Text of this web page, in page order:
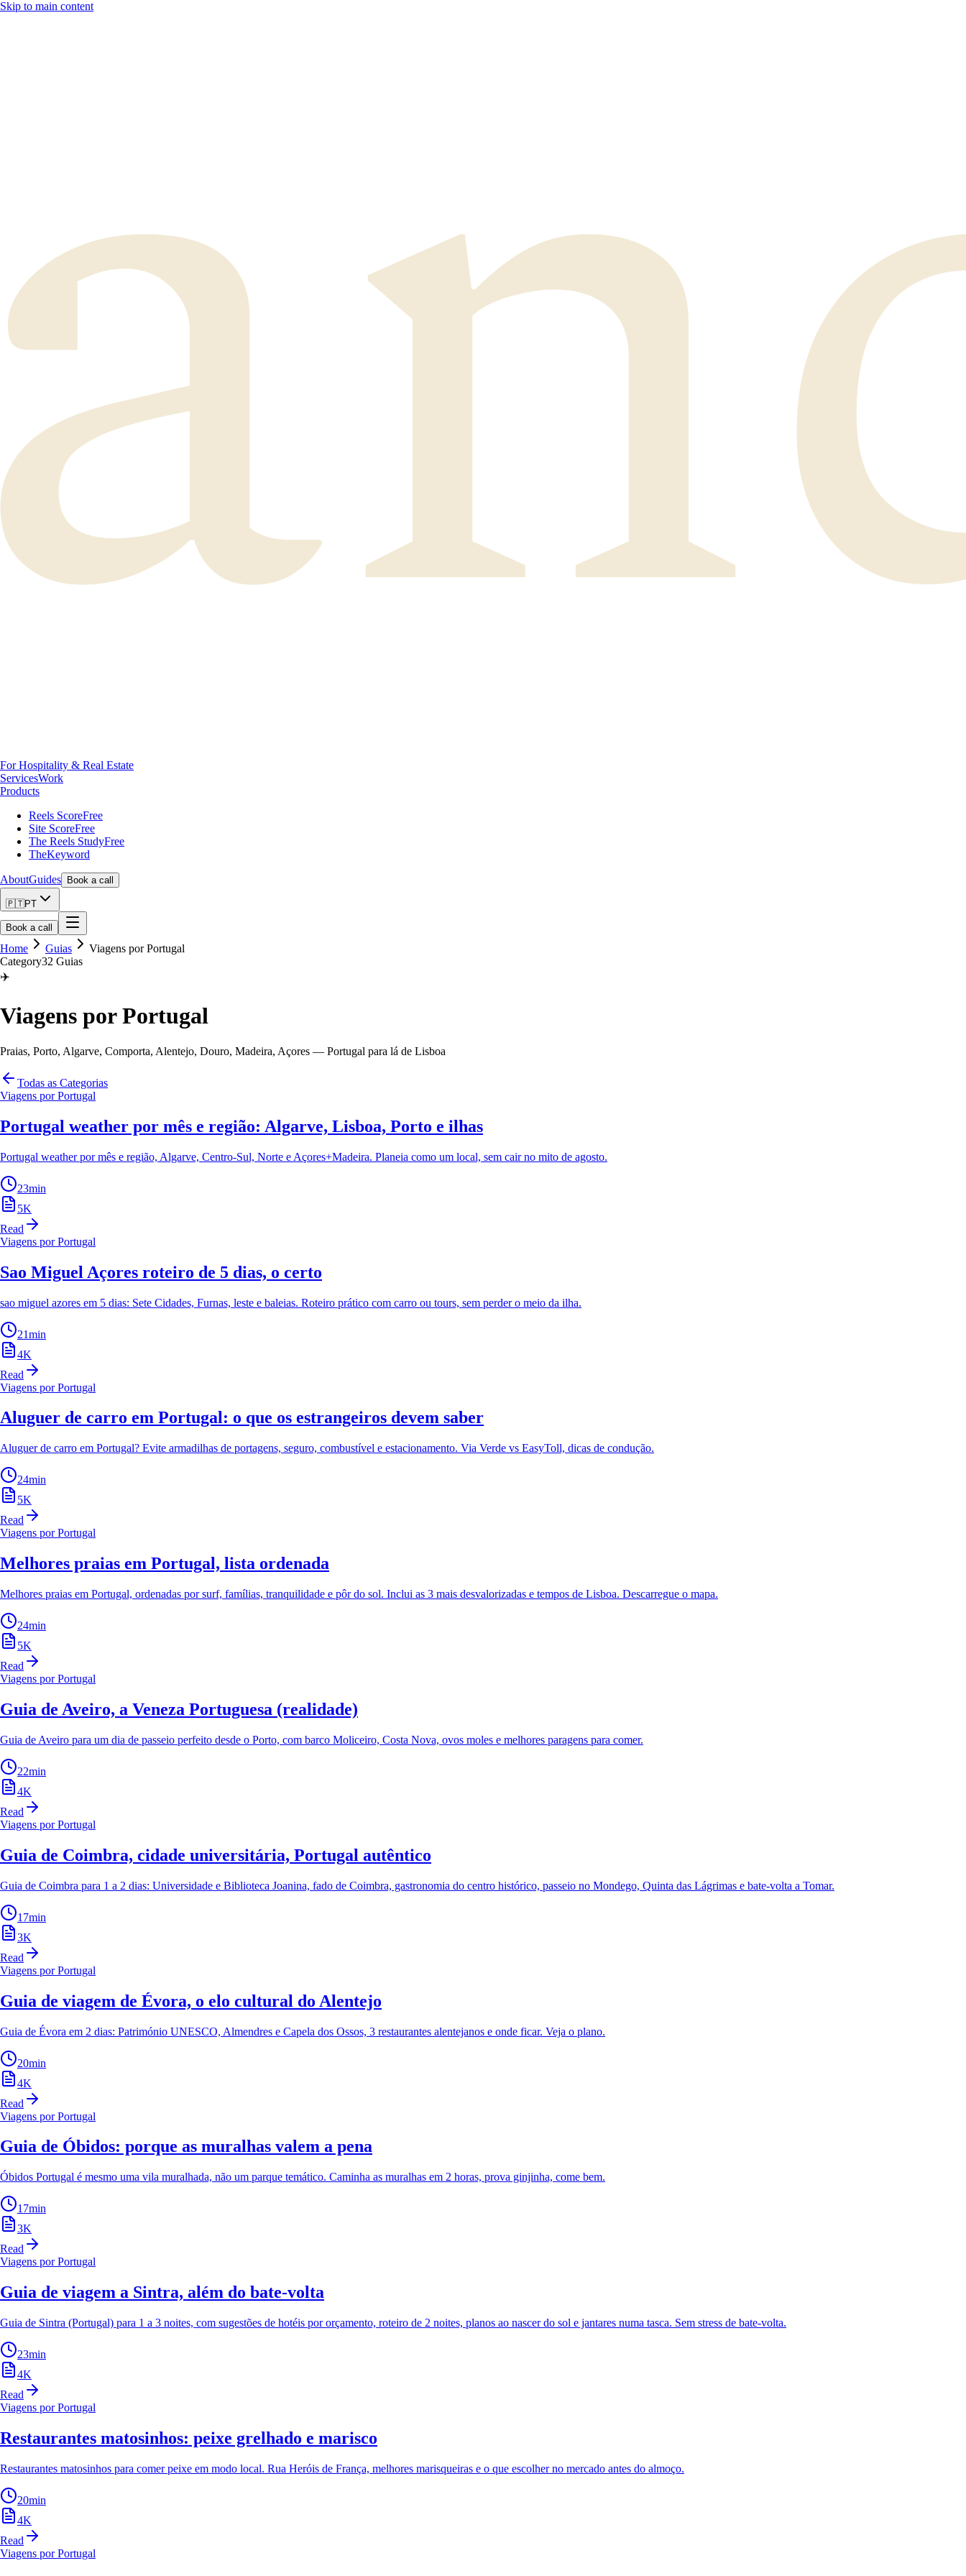
Skip to main content
For Hospitality & Real Estate
ServicesWork
Products
Reels ScoreFree
Site ScoreFree
The Reels StudyFree
TheKeyword
AboutGuides Book a call
🇵🇹PT
Book a call
Home Guias
Viagens por Portugal
Category32 Guias
✈️
Viagens por Portugal
Praias, Porto, Algarve, Comporta, Alentejo, Douro, Madeira, Açores — Portugal para lá de Lisboa
Todas as Categorias
Viagens por Portugal
Portugal weather por mês e região: Algarve, Lisboa, Porto e ilhas
Portugal weather por mês e região, Algarve, Centro-Sul, Norte e Açores+Madeira. Planeia como um local, sem cair no mito de agosto.
23min
5K
Read
Viagens por Portugal
Sao Miguel Açores roteiro de 5 dias, o certo
sao miguel azores em 5 dias: Sete Cidades, Furnas, leste e baleias. Roteiro prático com carro ou tours, sem perder o meio da ilha.
21min
4K
Read
Viagens por Portugal
Aluguer de carro em Portugal: o que os estrangeiros devem saber
Aluguer de carro em Portugal? Evite armadilhas de portagens, seguro, combustível e estacionamento. Via Verde vs EasyToll, dicas de condução.
24min
5K
Read
Viagens por Portugal
Melhores praias em Portugal, lista ordenada
Melhores praias em Portugal, ordenadas por surf, famílias, tranquilidade e pôr do sol. Inclui as 3 mais desvalorizadas e tempos de Lisboa. Descarregue o mapa.
24min
5K
Read
Viagens por Portugal
Guia de Aveiro, a Veneza Portuguesa (realidade)
Guia de Aveiro para um dia de passeio perfeito desde o Porto, com barco Moliceiro, Costa Nova, ovos moles e melhores paragens para comer.
22min
4K
Read
Viagens por Portugal
Guia de Coimbra, cidade universitária, Portugal autêntico
Guia de Coimbra para 1 a 2 dias: Universidade e Biblioteca Joanina, fado de Coimbra, gastronomia do centro histórico, passeio no Mondego, Quinta das Lágrimas e bate-volta a Tomar.
17min
3K
Read
Viagens por Portugal
Guia de viagem de Évora, o elo cultural do Alentejo
Guia de Évora em 2 dias: Património UNESCO, Almendres e Capela dos Ossos, 3 restaurantes alentejanos e onde ficar. Veja o plano.
20min
4K
Read
Viagens por Portugal
Guia de Óbidos: porque as muralhas valem a pena
Óbidos Portugal é mesmo uma vila muralhada, não um parque temático. Caminha as muralhas em 2 horas, prova ginjinha, come bem.
17min
3K
Read
Viagens por Portugal
Guia de viagem a Sintra, além do bate-volta
Guia de Sintra (Portugal) para 1 a 3 noites, com sugestões de hotéis por orçamento, roteiro de 2 noites, planos ao nascer do sol e jantares numa tasca. Sem stress de bate-volta.
23min
4K
Read
Viagens por Portugal
Restaurantes matosinhos: peixe grelhado e marisco
Restaurantes matosinhos para comer peixe em modo local. Rua Heróis de França, melhores marisqueiras e o que escolher no mercado antes do almoço.
20min
4K
Read
Viagens por Portugal